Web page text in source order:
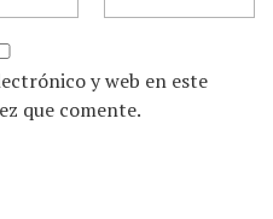
y web en este
que comente.